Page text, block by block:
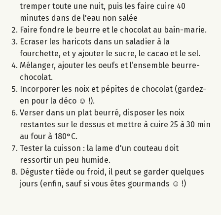
tremper toute une nuit, puis les faire cuire 40
minutes dans de l'eau non salée
Faire fondre le beurre et le chocolat au bain-marie.
Ecraser les haricots dans un saladier à la
fourchette, et y ajouter le sucre, le cacao et le sel.
Mélanger, ajouter les oeufs et l’ensemble beurre-
chocolat.
Incorporer les noix et pépites de chocolat (gardez-
en pour la déco ☺ !).
Verser dans un plat beurré, disposer les noix
restantes sur le dessus et mettre à cuire 25 à 30 min
au four à 180°C.
Tester la cuisson : la lame d'un couteau doit
ressortir un peu humide.
Déguster tiède ou froid, il peut se garder quelques
jours (enfin, sauf si vous êtes gourmands ☺ !)